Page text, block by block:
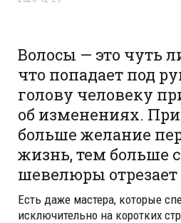
Волосы — это чуть
что попадает под
голову человеку
об изменениях.
больше желание
жизнь, тем больше
шевелюры
Есть даже мастера, которые
исключительно на коротких